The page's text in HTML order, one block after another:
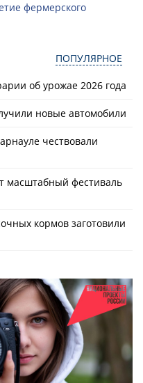
фермерского
ПОПУЛЯРНОЕ
об урожае 2026 года
новые автомобили
чествовали
масштабный фестиваль
кормов заготовили